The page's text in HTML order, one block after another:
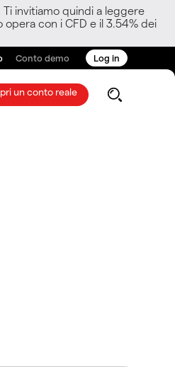
invitiamo quindi a leggere
con i CFD e il 3.54% dei
Conto demo Log in
un conto reale